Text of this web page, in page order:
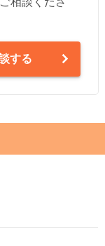
する